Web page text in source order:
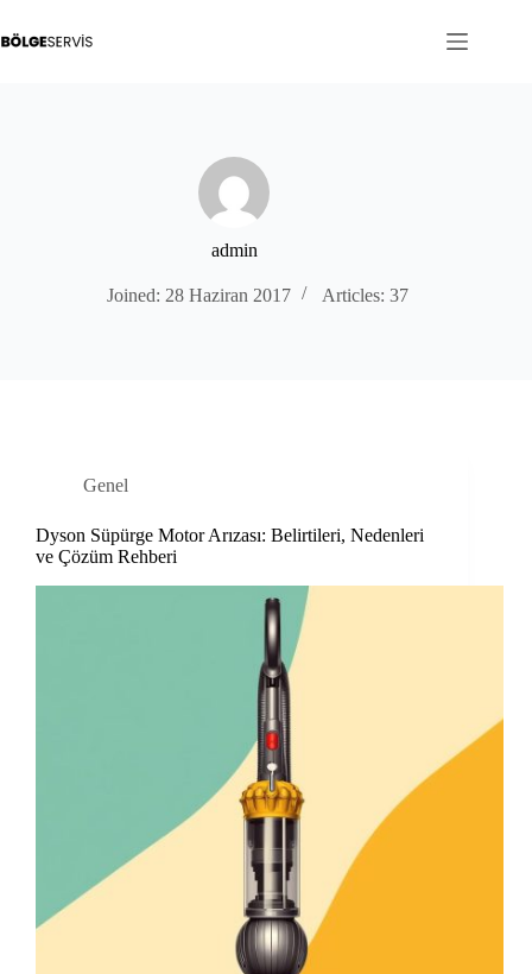
content
admin
Joined: 28 Haziran 2017 Articles: 37
Genel
Dyson Süpürge Motor Arızası: Belirtileri, Nedenleri
ve Çözüm Rehberi